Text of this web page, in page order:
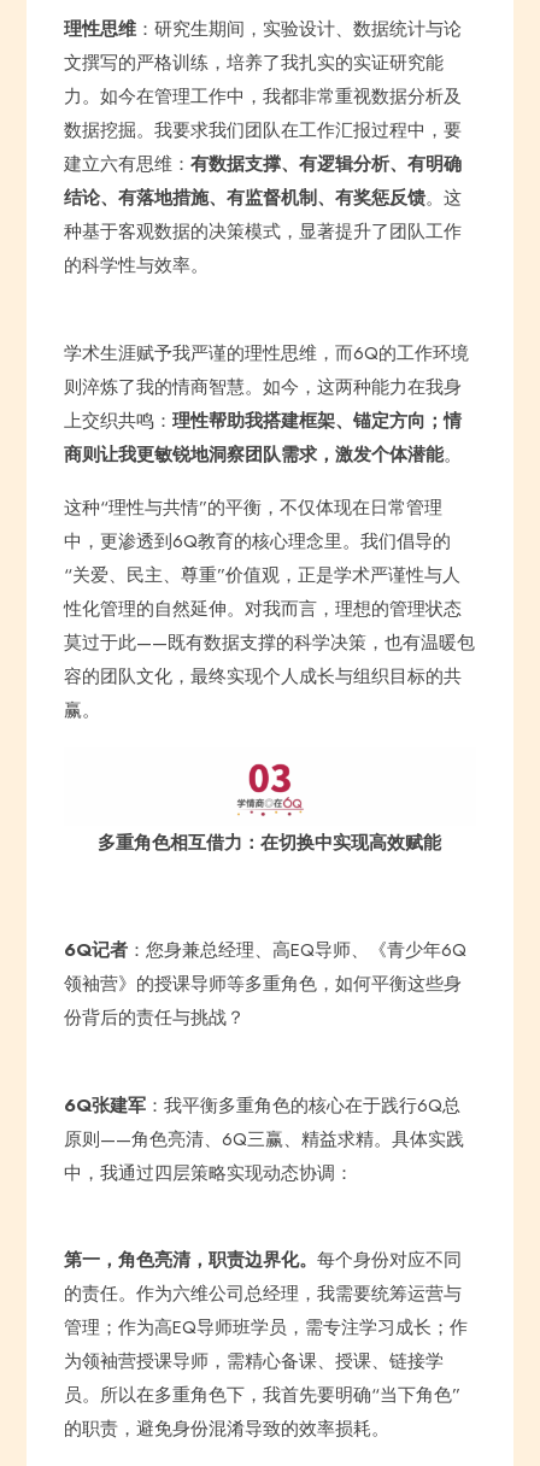
理性思维：研究生期间，实验设计、数据统计与论
文撰写的严格训练，培养了我扎实的实证研究能
力。如今在管理工作中，我都非常重视数据分析及
数据挖掘。我要求我们团队在工作汇报过程中，要
建立六有思维： 有数据支撑、有逻辑分析、有明确
结论、有落地措施、有监督机制、有奖惩反馈。这
种基于客观数据的决策模式，显著提升了团队工作
的科学性与效率。
学术生涯赋予我严谨的理性思维，而6Q的工作环境
则淬炼了我的情商智慧。如今，这两种能力在我身
上交织共鸣： 理性帮助我搭建框架、锚定方向；情
商则让我更敏锐地洞察团队需求，激发个体潜能。
这种“理性与共情”的平衡，不仅体现在日常管理
中，更渗透到6Q教育的核心理念里。我们倡导的
“关爱、民主、尊重”价值观，正是学术严谨性与人
性化管理的自然延伸。对我而言，理想的管理状态
莫过于此——既有数据支撑的科学决策，也有温暖包
容的团队文化，最终实现个人成长与组织目标的共
赢。
多重角色相互借力：在切换中实现高效赋能
6Q记者：您身兼总经理、高EQ导师、《青少年6Q
领袖营》的授课导师等多重角色，如何平衡这些身
份背后的责任与挑战？
6Q张建军：我平衡多重角色的核心在于践行6Q总
原则——角色亮清、6Q三赢、精益求精。具体实践
中，我通过四层策略实现动态协调：
第一，角色亮清，职责边界化。 每个身份对应不同
的责任。作为六维公司总经理，我需要统筹运营与
管理；作为高EQ导师班学员，需专注学习成长；作
为领袖营授课导师，需精心备课、授课、链接学
员。所以在多重角色下，我首先要明确“当下角色”
的职责，避免身份混淆导致的效率损耗。